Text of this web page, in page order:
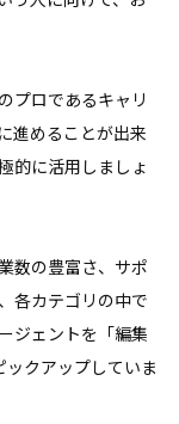
プロであるキャリ
進めることが出来
的に活用しましょ
数の豊富さ、サポ
各カテゴリの中で
ジェントを「編集
クアップしていま